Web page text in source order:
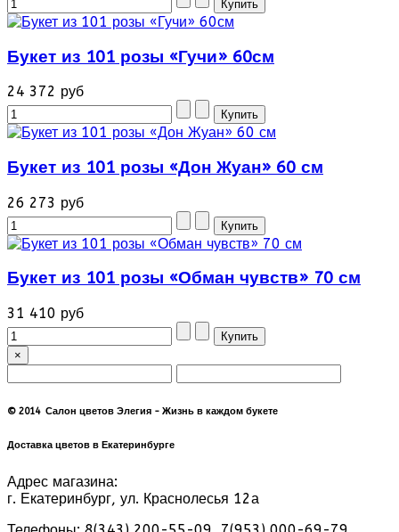
Букет из 101 розы «Гучи» 60см
24 372 руб
Букет из 101 розы «Дон Жуан» 60 см
26 273 руб
Букет из 101 розы «Обман чувств» 70 см
31 410 руб
×
© 2014 Салон цветов Элегия - Жизнь в каждом букете
Доставка цветов в Екатеринбурге
Адрес магазина:
г. Екатеринбург, ул. Краснолесья 12а